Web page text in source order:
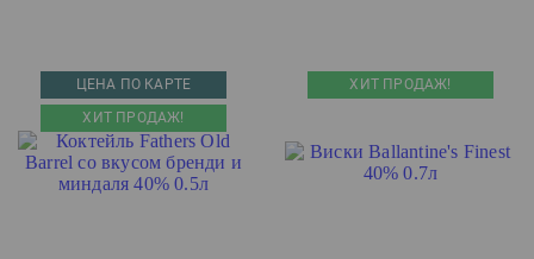
ЦЕНА ПО КАРТЕ
ХИТ ПРОДАЖ!
ХИТ ПРОДАЖ!